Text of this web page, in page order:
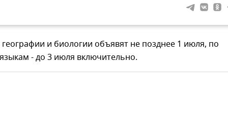
и биологии объявят не позднее 1 июля, по
- до 3 июля включительно.